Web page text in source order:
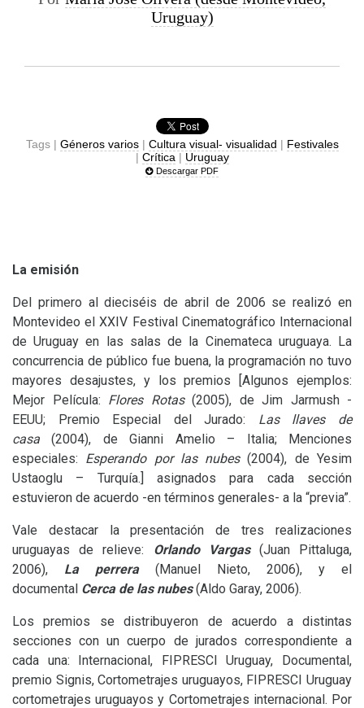
Uruguay)
Tags | Géneros varios| Cultura visual- visualidad | Festivales
| Crítica | Uruguay
Descargar PDF
La emisión
Del primero al dieciséis de abril de 2006 se realizó en
Montevideo elXXIV Festival Cinematográfico Internacional
de Uruguay en las salas de la Cinemateca uruguaya. La
concurrencia de público fue buena, la programación no tuvo
mayores desajustes, y los premios
[Algunos ejemplos:
Mejor Película: Flores Rotas(2005), de Jim Jarmush -
EEUU; Premio Especial del Jurado: Las llaves de
casa
(2004), de Gianni Amelio – Italia; Menciones
especiales: Esperando por las nubes (2004), de Yesim
Ustaoglu – Turquía.] asignados para cada sección
estuvieron de acuerdo -en términos generales- a la “previa”.
Vale destacar la presentación de tres realizaciones
uruguayas de relieve: Orlando Vargas (Juan Pittaluga,
2006), La perrera
(Manuel Nieto, 2006), y el
documental Cerca de las nubes (Aldo Garay, 2006).
Los premios se distribuyeron de acuerdo a distintas
secciones con un cuerpo de jurados correspondiente a
cada una: Internacional, FIPRESCI Uruguay, Documental,
premio Signis, Cortometrajes uruguayos, FIPRESCI Uruguay
cortometrajes uruguayos y Cortometrajes internacional. Por